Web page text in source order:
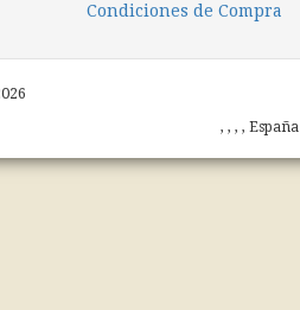
Condiciones de Compra
, , , ,